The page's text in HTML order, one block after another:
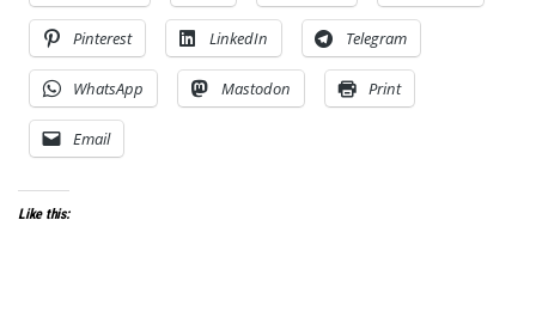
Pinterest LinkedIn Telegram
WhatsApp Mastodon Print
Email
Like this: